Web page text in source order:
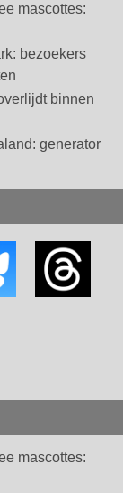
mascottes:
bezoekers
binnen
generator
mascottes: